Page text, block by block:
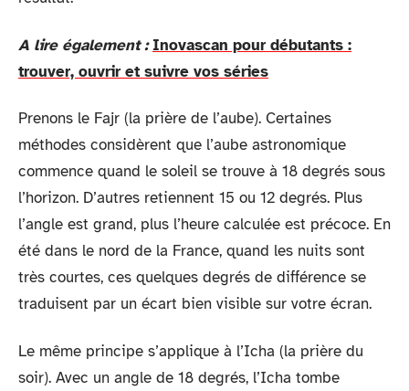
A lire également : Inovascan pour débutants :
trouver, ouvrir et suivre vos séries
Prenons le Fajr (la prière de l’aube). Certaines
méthodes considèrent que l’aube astronomique
commence quand le soleil se trouve à 18 degrés sous
l’horizon. D’autres retiennent 15 ou 12 degrés. Plus
l’angle est grand, plus l’heure calculée est précoce. En
été dans le nord de la France, quand les nuits sont
très courtes, ces quelques degrés de différence se
traduisent par un écart bien visible sur votre écran.
Le même principe s’applique à l’Icha (la prière du
soir). Avec un angle de 18 degrés, l’Icha tombe